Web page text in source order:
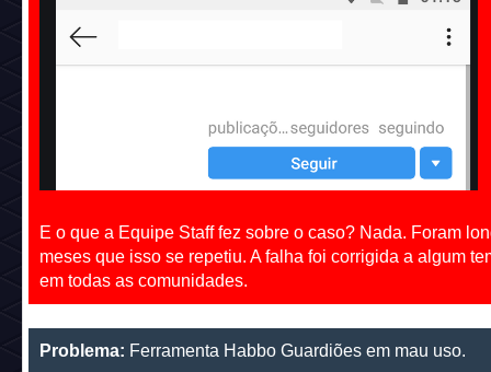
E o que a Equipe Staff fez sobre o caso? Nada. Foram
meses que isso se repetiu. A falha foi corrigida a algum
em todas as comunidades.
Problema: Ferramenta Habbo Guardiões em mau uso.